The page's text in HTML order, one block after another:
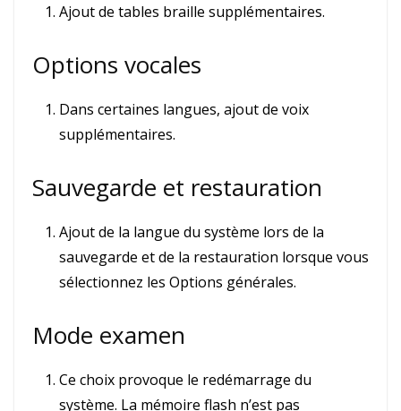
Ajout de tables braille supplémentaires.
Options vocales
Dans certaines langues, ajout de voix
supplémentaires.
Sauvegarde et restauration
Ajout de la langue du système lors de la
sauvegarde et de la restauration lorsque vous
sélectionnez les Options générales.
Mode examen
Ce choix provoque le redémarrage du
système. La mémoire flash n’est pas